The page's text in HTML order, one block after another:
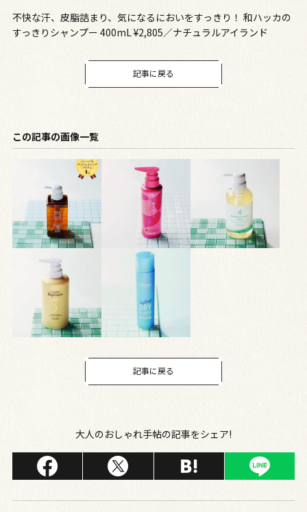
不快な汗、皮脂詰まり、気になるにおいをすっきり！ 和ハッカの
すっきりシャンプー 400mL ¥2,805／ナチュラルアイランド
記事に戻る
この記事の画像一覧
記事に戻る
大人のおしゃれ手帖の記事をシェア!